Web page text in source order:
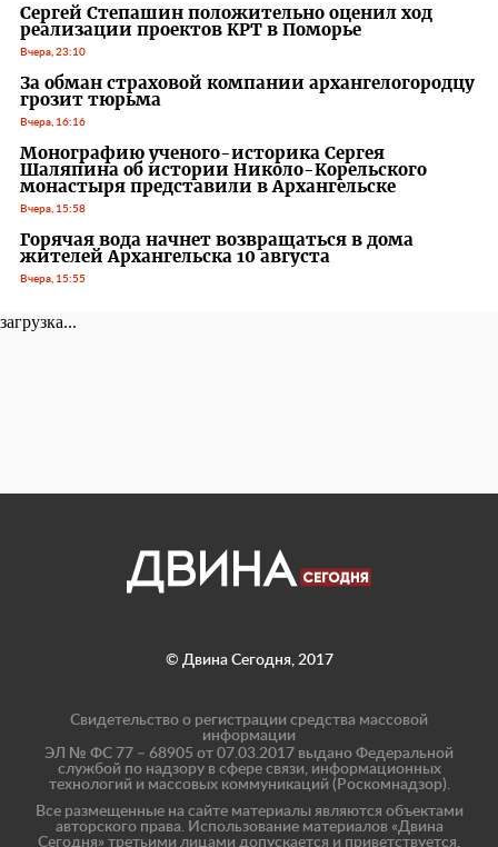
Сергей Степашин положительно оценил ход
реализации проектов КРТ в Поморье
Вчера, 23:10
За обман страховой компании архангелогородцу
грозит тюрьма
Вчера, 16:16
Монографию ученого-историка Сергея
Шаляпина об истории Николо-Корельского
монастыря представили в Архангельске
Вчера, 15:58
Горячая вода начнет возвращаться в дома
жителей Архангельска 10 августа
Вчера, 15:55
загрузка...
© Двина Сегодня, 2017
Свидетельство о регистрации средства массовой
информации
ЭЛ № ФС 77 – 68905 от 07.03.2017 выдано Федеральной
службой по надзору в сфере связи, информационных
технологий и массовых коммуникаций (Роскомнадзор).
Все размещенные на сайте материалы являются объектами
авторского права. Использование материалов «Двина
Сегодня» третьими лицами допускается и приветствуется,